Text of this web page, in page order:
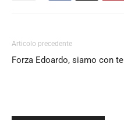
Articolo precedente
Forza Edoardo, siamo con te